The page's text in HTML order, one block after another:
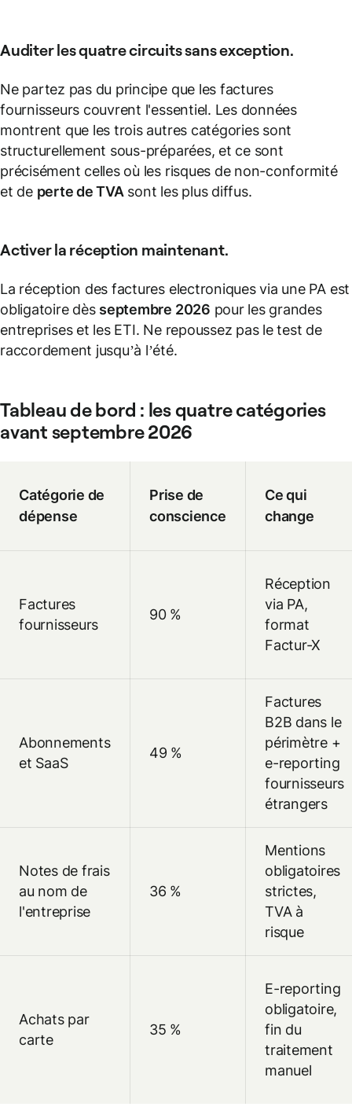
Auditer les quatre circuits sans exception.
Ne partez pas du principe que les factures
fournisseurs couvrent l'essentiel. Les données
montrent que les trois autres catégories sont
structurellement sous-préparées, et ce sont
précisément celles où les risques de non-conformité
et de perte de TVA sont les plus diffus.
Activer la réception maintenant.
La réception des factures electroniques via une PA est
obligatoire dès septembre 2026 pour les grandes
entreprises et les ETI. Ne repoussez pas le test de
raccordement jusqu’à l’été.
Tableau de bord : les quatre catégories
avant septembre 2026
Catégorie de
dépense
Prise de
conscience
Ce qui
change
Factures
fournisseurs
90 %
Réception
via PA,
format
Factur-X
Abonnements
et SaaS
49 %
Factures
B2B dans le
périmètre +
e-reporting
fournisseurs
étrangers
Notes de frais
au nom de
l'entreprise
36 %
Mentions
obligatoires
strictes,
TVA à
risque
Achats par
carte
35 %
E-reporting
obligatoire,
fin du
traitement
manuel